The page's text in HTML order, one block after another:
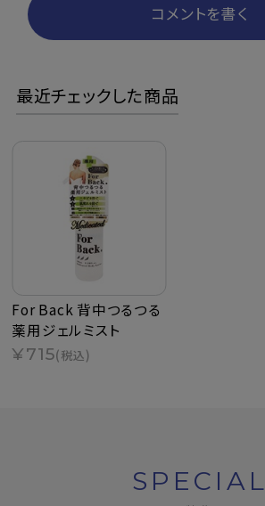
コメントを書く
最近チェックした商品
For Back 背中つるつる
薬用ジェルミスト
¥715(税込)
SPECIAL